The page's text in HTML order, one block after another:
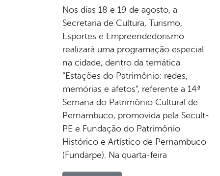
Nos dias 18 e 19 de agosto, a
Secretaria de Cultura, Turismo,
Esportes e Empreendedorismo
realizará uma programação especial
na cidade, dentro da temática
“Estações do Patrimônio: redes,
memórias e afetos”, referente a 14ª
Semana do Patrimônio Cultural de
Pernambuco, promovida pela Secult-
PE e Fundação do Patrimônio
Histórico e Artístico de Pernambuco
(Fundarpe). Na quarta-feira